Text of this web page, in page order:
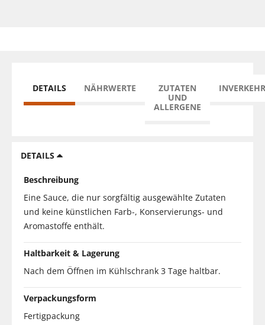
DETAILS NÄHRWERTE
ZUTATEN
UND
ALLERGENE
DETAILS
Beschreibung
Eine Sauce, die nur sorgfältig ausgewählte Zutaten
und keine künstlichen Farb-, Konservierungs- und
Aromastoffe enthält.
Haltbarkeit & Lagerung
Nach dem Öffnen im Kühlschrank 3 Tage haltbar.
Verpackungsform
Fertigpackung